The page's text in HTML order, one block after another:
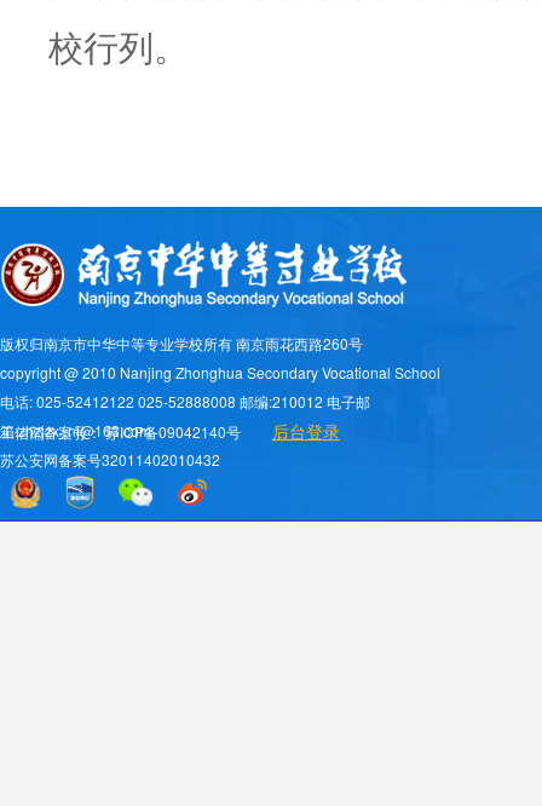
校行列。
版权归南京市中华中等专业学校所有 南京雨花西路260号
copyright @ 2010 Nanjing Zhonghua Secondary Vocational School
电话: 025-52412122 025-52888008 邮编:210012 电子邮
箱:zhzjzx_nj@163.com
工信部备案号：苏ICP备09042140号 后台登录
苏公安网备案号32011402010432